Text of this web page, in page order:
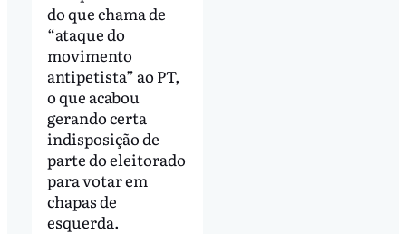
do que chama de
“ataque do
movimento
antipetista” ao PT,
o que acabou
gerando certa
indisposição de
parte do eleitorado
para votar em
chapas de
esquerda.